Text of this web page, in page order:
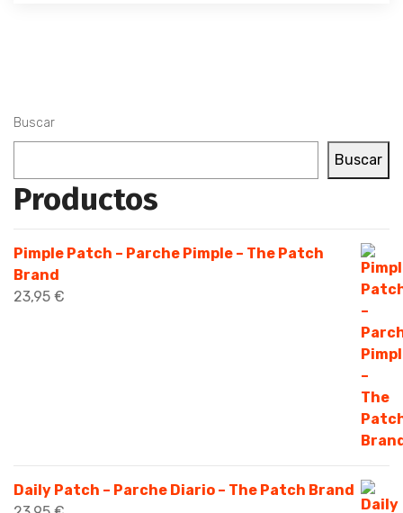
Buscar
Buscar
Productos
Pimple Patch – Parche Pimple – The Patch
Brand
23,95 €
Daily Patch – Parche Diario – The Patch Brand